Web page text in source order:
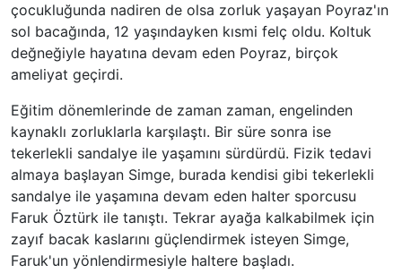
çocukluğunda nadiren de olsa zorluk yaşayan Poyraz'ın
sol bacağında, 12 yaşındayken kısmi felç oldu. Koltuk
değneğiyle hayatına devam eden Poyraz, birçok
ameliyat geçirdi.
Eğitim dönemlerinde de zaman zaman, engelinden
kaynaklı zorluklarla karşılaştı. Bir süre sonra ise
tekerlekli sandalye ile yaşamını sürdürdü. Fizik tedavi
almaya başlayan Simge, burada kendisi gibi tekerlekli
sandalye ile yaşamına devam eden halter sporcusu
Faruk Öztürk ile tanıştı. Tekrar ayağa kalkabilmek için
zayıf bacak kaslarını güçlendirmek isteyen Simge,
Faruk'un yönlendirmesiyle haltere başladı.